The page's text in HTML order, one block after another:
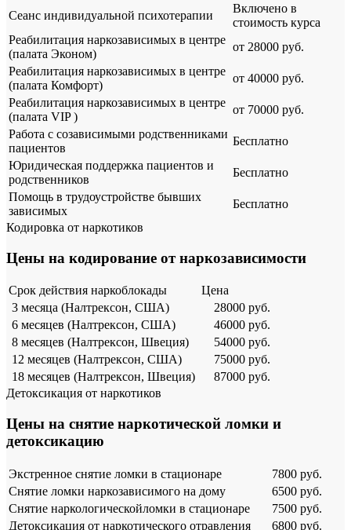
Сеанс индивидуальной психотерапии
Включено в
стоимость курса
Реабилитация наркозависимых в центре
(палата Эконом)
от 28000 руб.
Реабилитация наркозависимых в центре
(палата Комфорт)
от 40000 руб.
Реабилитация наркозависимых в центре
(палата VIP )
от 70000 руб.
Работа с созависимыми родственниками
пациентов
Бесплатно
Юридическая поддержка пациентов и
родственников
Бесплатно
Помощь в трудоустройстве бывших
зависимых
Бесплатно
Кодировка от наркотиков
Цены на кодирование от наркозависимости
Срок действия наркоблокады
Цена
3 месяца (Налтрексон, США)
28000 руб.
6 месяцев (Налтрексон, США)
46000 руб.
8 месяцев (Налтрексон, Швеция)
54000 руб.
12 месяцев (Налтрексон, США)
75000 руб.
18 месяцев (Налтрексон, Швеция)
87000 руб.
Детоксикация от наркотиков
Цены на снятие наркотической ломки и
детоксикацию
Экстренное снятие ломки в стационаре
7800 руб.
Снятие ломки наркозависимого на дому
6500 руб.
Снятие наркологическойломки в стационаре
7500 руб.
Детоксикация от наркотического отравления
6800 руб.